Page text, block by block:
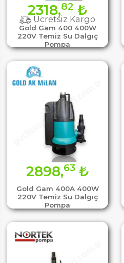
Gold Gam 400 400W
220V Temiz Su Dalgıç
Pompa
2318,82 ₺
Ücretsiz Kargo
Gold Gam 400A 400W
220V Temiz Su Dalgıç
Pompa
2898,63₺